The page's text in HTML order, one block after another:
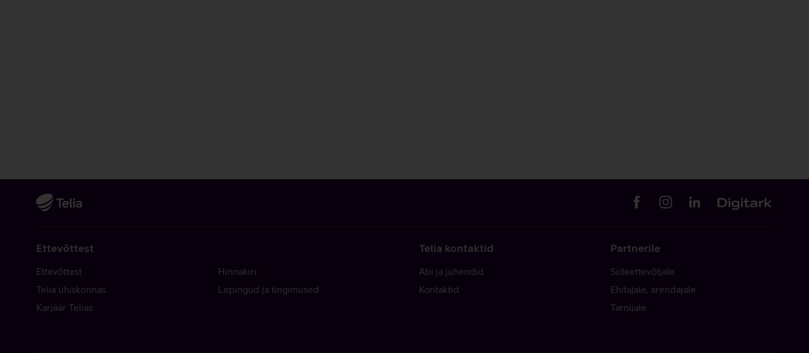
Ettevõttest
Ettevõttest
Telia ühiskonnas
Karjäär Telias
Hinnakiri
Lepingud ja tingimused
Telia kontaktid
Abi ja juhendid
Kontaktid
Partnerile
Sideettevõtjale
Ehitajale, arendajale
Tarnijale